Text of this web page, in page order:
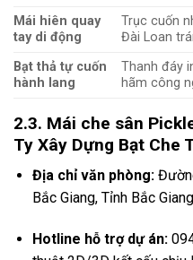
Mái hiên quay
tay di động
Trục cuốn
Đài Loan
Bạt thả tự cuốn
hành lang
Thanh đáy
hãm công
2.3. Mái che sân
Ty Xây Dựng Bạt Che
Địa chỉ văn phòng:
Bắc Giang, Tỉnh Bắc
Hotline hỗ trợ dự án: